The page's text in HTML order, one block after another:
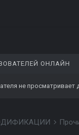
ОНЛАЙН
не просматривает